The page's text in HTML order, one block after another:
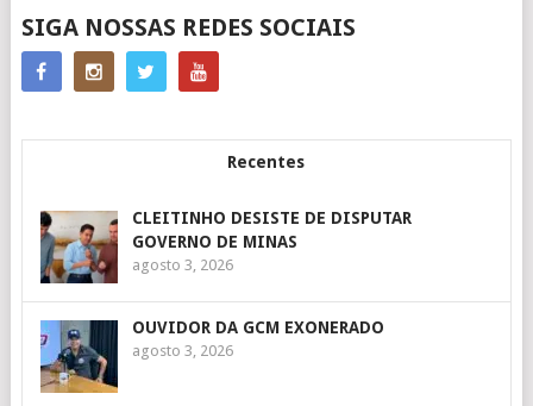
SIGA NOSSAS REDES SOCIAIS
Recentes
CLEITINHO DESISTE DE DISPUTAR
GOVERNO DE MINAS
agosto 3, 2026
OUVIDOR DA GCM EXONERADO
agosto 3, 2026